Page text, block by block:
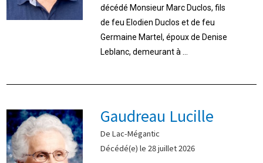
décédé Monsieur Marc Duclos, fils
de feu Elodien Duclos et de feu
Germaine Martel, époux de Denise
Leblanc, demeurant à ...
Gaudreau Lucille
De Lac-Mégantic
Décédé(e) le 28 juillet 2026